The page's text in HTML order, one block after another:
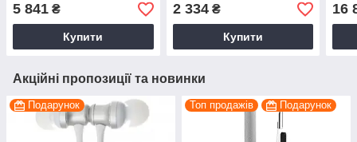
5 841 ₴
Купити
2 334₴
Купити
16
Акційні пропозиції та новинки
Подарунок Топ продажів Подарунок